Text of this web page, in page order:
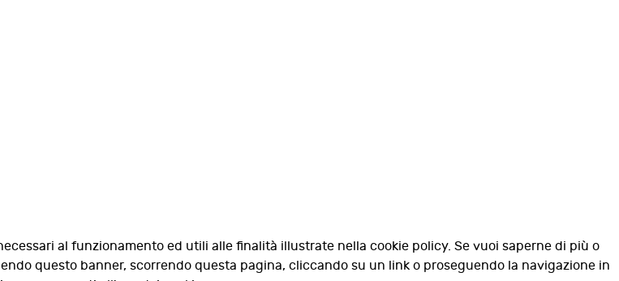
al funzionamento ed utili alle finalità illustrate nella cookie policy. Se vuoi saperne di più o
questo banner, scorrendo questa pagina, cliccando su un link o proseguendo la navigazione in